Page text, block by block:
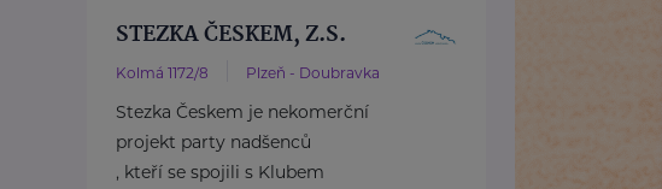
STEZKA ČESKEM, Z.S.
Kolmá 1172/8 Plzeň - Doubravka
Stezka Českem je nekomerční
projekt party nadšenců
, kteří se spojili s Klubem